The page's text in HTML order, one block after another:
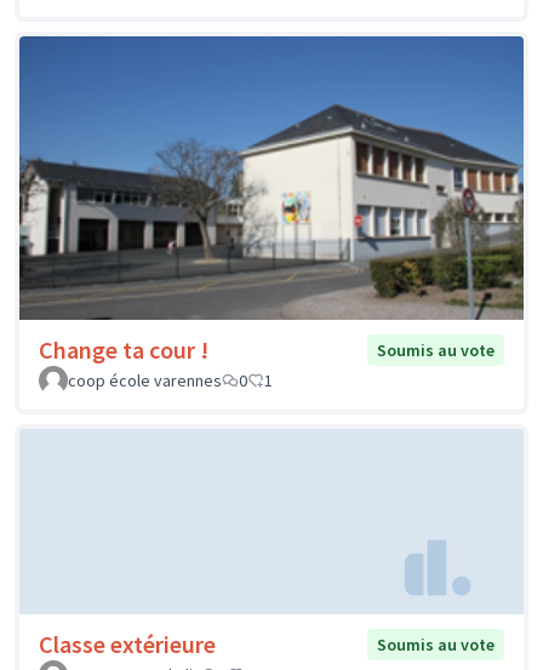
Change ta cour !
Soumis au vote
coop école varennes
0 1
Classe extérieure
Soumis au vote